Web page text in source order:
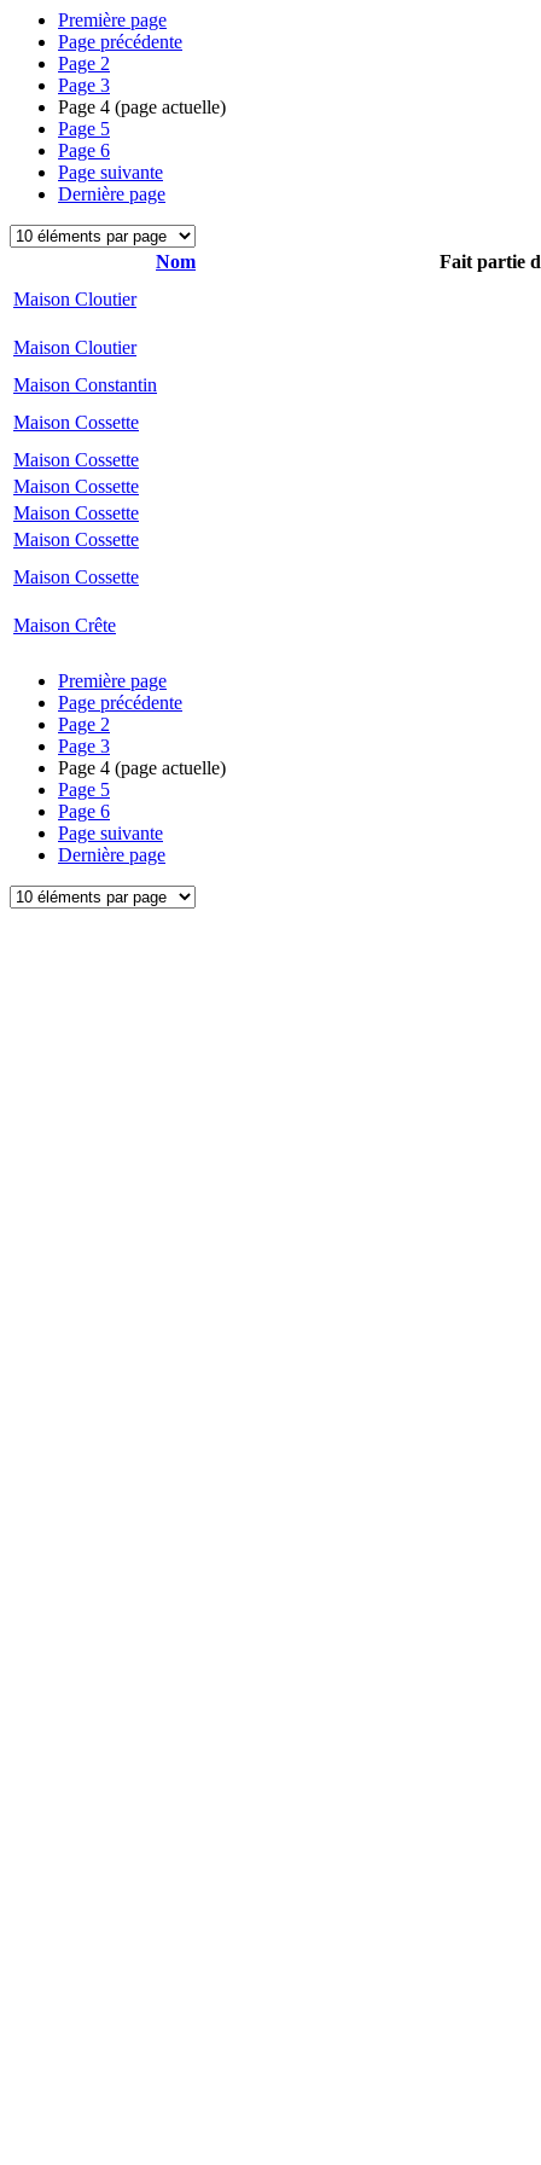
Première page
Page précédente
Page 2
Page 3
Page 4 (page actuelle)
Page 5
Page 6
Page suivante
Dernière page
Nom
Fait partie
Maison Cloutier
Maison Cloutier
Maison Constantin
Maison Cossette
Maison Cossette
Maison Cossette
Maison Cossette
Maison Cossette
Maison Cossette
Maison Crête
Première page
Page précédente
Page 2
Page 3
Page 4 (page actuelle)
Page 5
Page 6
Page suivante
Dernière page